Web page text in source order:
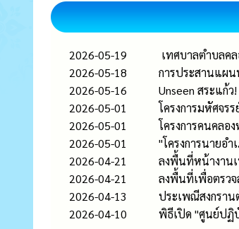
2026-05-19
เทศบาลตำบลค
2026-05-18
การประสานแผ
2026-05-16
Unseen สระแก้
2026-05-01
โครงการมหัศจร
2026-05-01
โครงการคนคลอ
2026-05-01
"โครงการนายอำ
2026-04-21
ลงพื้นที่หน้างาน
2026-04-21
ลงพื้นที่เพื่อตรวจ
2026-04-13
ประเพณีสงกรา
2026-04-10
พิธีเปิด "ศูนย์ปฏิ